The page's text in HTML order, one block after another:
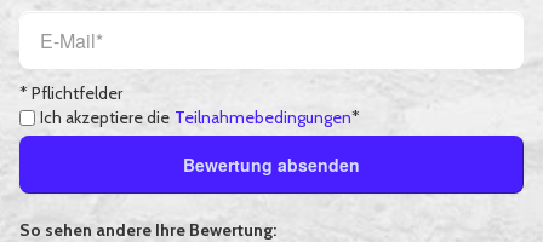
* Pflichtfelder
Ich akzeptiere die Teilnahmebedingungen*
Bewertung absenden
So sehen andere Ihre Bewertung: